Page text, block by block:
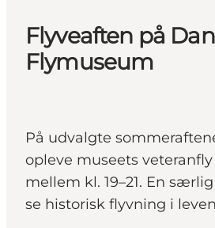
Inspiration
Destinationer
Oplevelser
Flyveaften på
Flymuseum
På udvalgte
opleve museets
mellem kl. 19–21. En
se historisk flyvning i